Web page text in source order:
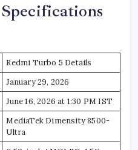
Redmi Turbo 5 Details
January 29, 2026
June 16, 2026 at 1:30 PM IST
MediaTek Dimensity 8500-
Ultra